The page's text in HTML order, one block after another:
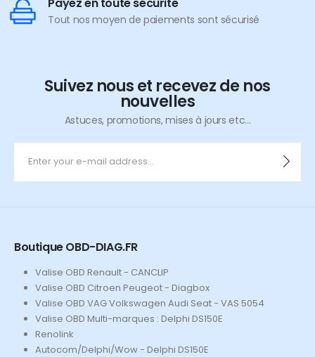
Tout nos moyen de paiements sont sécurisé
Suivez nous et recevez de nos
nouvelles
Astuces, promotions, mises à jours etc...
Boutique OBD-DIAG.FR
Valise OBD Renault - CANCLIP
Valise OBD Citroen Peugeot - Diagbox
Valise OBD VAG Volkswagen Audi Seat - VAS 5054
Valise OBD Multi-marques : Delphi DS150E
Renolink
Autocom/Delphi/Wow - Delphi DS150E